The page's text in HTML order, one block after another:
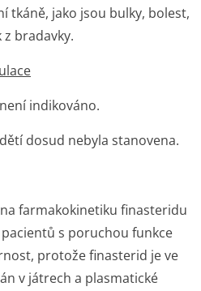
tkáně, jako jsou bulky, bolest,
bradavky.
indikováno.
dosud nebyla stanovena.
farmakokinetiku finasteridu
s poruchou funkce
protože finasterid je ve
v játrech a plasmatické